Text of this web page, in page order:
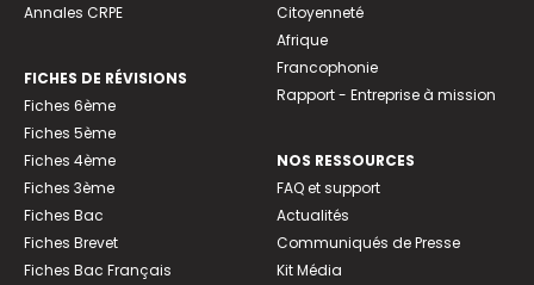
Annales CRPE
FICHES DE RÉVISIONS
Fiches 6ème
Fiches 5ème
Fiches 4ème
Fiches 3ème
Fiches Bac
Fiches Brevet
Fiches Bac Français
Citoyenneté
Afrique
Francophonie
Rapport - Entreprise à mission
NOS RESSOURCES
FAQ et support
Actualités
Communiqués de Presse
Kit Média